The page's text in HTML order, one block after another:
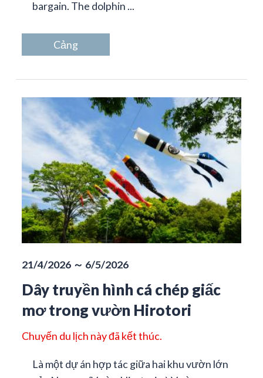
bargain. The dolphin ...
Cảng
21/4/2026 ～ 6/5/2026
Dây truyền hình cá chép giấc
mơ trong vườn Hirotori
Chuyến du lịch này đã kết thúc.
Là một dự án hợp tác giữa hai khu vườn lớn